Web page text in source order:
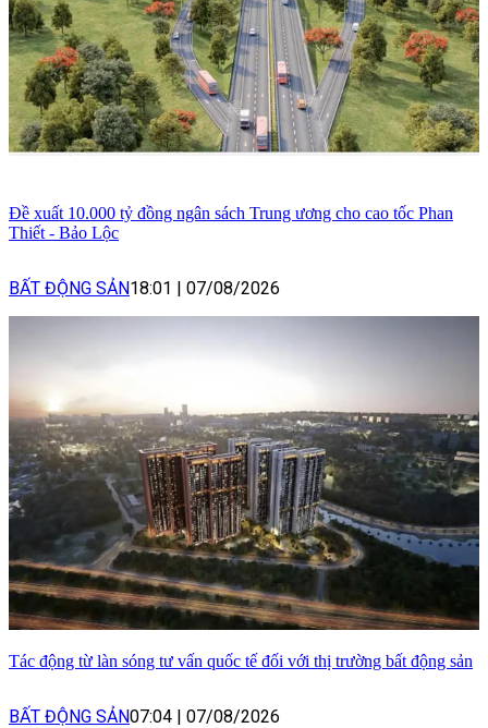
Đề xuất 10.000 tỷ đồng ngân sách Trung ương cho cao tốc Phan
Thiết - Bảo Lộc
BẤT ĐỘNG SẢN18:01 | 07/08/2026
Tác động từ làn sóng tư vấn quốc tế đối với thị trường bất động sản
BẤT ĐỘNG SẢN07:04 | 07/08/2026